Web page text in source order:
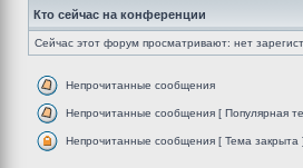
Кто сейчас на конференции
Сейчас этот форум просматривают: нет
Непрочитанные сообщения
Непрочитанные сообщения [ Популярная
Непрочитанные сообщения [ Тема закрыта ]